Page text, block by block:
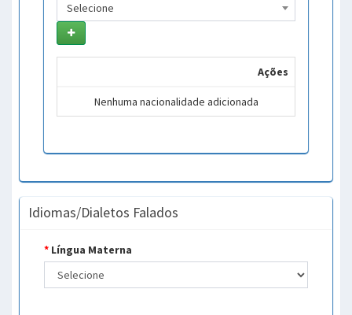
Selecione
Ações
Nenhuma nacionalidade adicionada
Idiomas/Dialetos Falados
* Língua Materna